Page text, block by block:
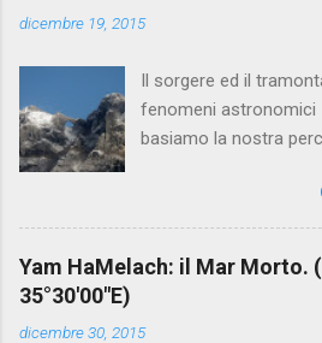
dicembre 19, 2015
Il sorgere ed il
fenomeni astronomici
basiamo la nostra
l’apparire del sole al
scomparsa alla sera
fenomeni eccezionali.
Monte Forato, sulle
Yam HaMelach: il Mar Morto.
35°30′00″E)
dicembre 30, 2015